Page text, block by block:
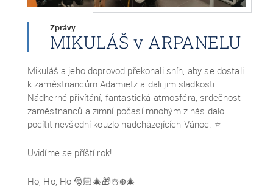
Zprávy
MIKULÁŠ v ARPANELU
Mikuláš a jeho doprovod překonali sníh, aby se dostali
k zaměstnancům Adamietz a dali jim sladkosti.
Nádherné přivítání, fantastická atmosféra, srdečnost
zaměstnanců a zimní počasí mnohým z nás dalo
pocítit nevšední kouzlo nadcházejících Vánoc. ⭐
Uvidíme se příští rok!
Ho, Ho, Ho 🎅🏻🎄🎁☃️❄️🎄